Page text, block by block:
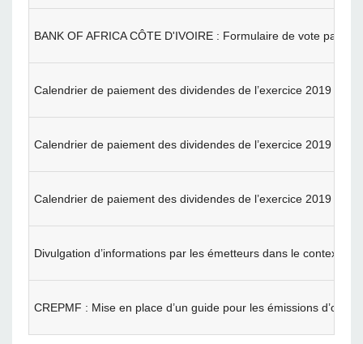
BANK OF AFRICA CÔTE D'IVOIRE : Formulaire de vote par
Calendrier de paiement des dividendes de l’exercice 2019
Calendrier de paiement des dividendes de l’exercice 2019
Calendrier de paiement des dividendes de l’exercice 2019
Divulgation d’informations par les émetteurs dans le contexte
CREPMF : Mise en place d’un guide pour les émissions